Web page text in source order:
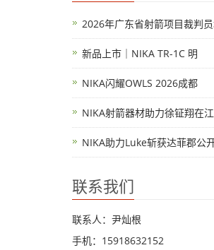
2026年广东省射箭项目裁判
新品上市｜NIKA TR-1C 明
NIKA闪耀OWLS 2026成都
NIKA射箭器材助力徐钲翔在
NIKA助力Luke斩获达菲郡公
联系我们
联系人：尹灿根
手机：15918632152